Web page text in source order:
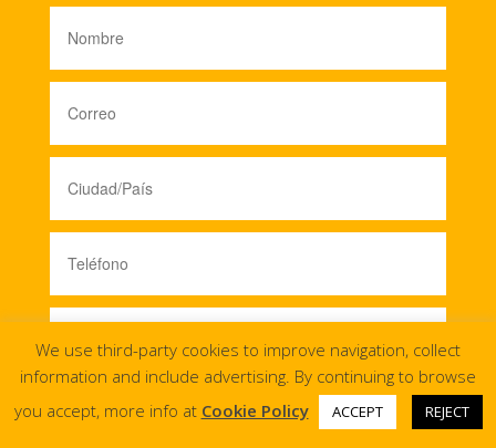
We use third-party cookies to improve navigation, collect
information and include advertising. By continuing to browse
you accept, more info at Cookie Policy ACCEPT REJECT